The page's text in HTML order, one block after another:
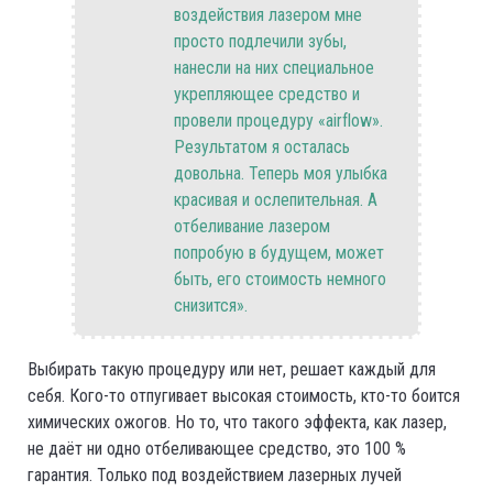
воздействия лазером мне
просто подлечили зубы,
нанесли на них специальное
укрепляющее средство и
провели процедуру «airflow».
Результатом я осталась
довольна. Теперь моя улыбка
красивая и ослепительная. А
отбеливание лазером
попробую в будущем, может
быть, его стоимость немного
снизится».
Выбирать такую процедуру или нет, решает каждый для
себя. Кого-то отпугивает высокая стоимость, кто-то боится
химических ожогов. Но то, что такого эффекта, как лазер,
не даёт ни одно отбеливающее средство, это 100 %
гарантия. Только под воздействием лазерных лучей